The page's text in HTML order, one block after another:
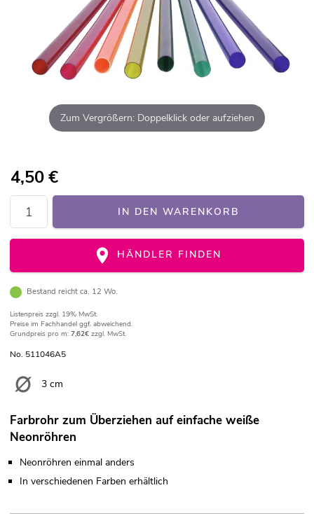
Zum Vergrößern: Doppelklick oder aufziehen
4,50€
IN DEN WARENKORB
HÄNDLER FINDEN
Bestand reicht ca. 12 Wo.
Listenpreis zzgl. 19% MwSt.
Preise im Fachhandel ggf. abweichend.
Grundpreis pro m: 7,62€ zzgl. MwSt.
No. 511046A5
3 cm
Farbrohr zum Überziehen auf einfache weiße
Neonröhren
Neonröhren einmal anders
In verschiedenen Farben erhältlich